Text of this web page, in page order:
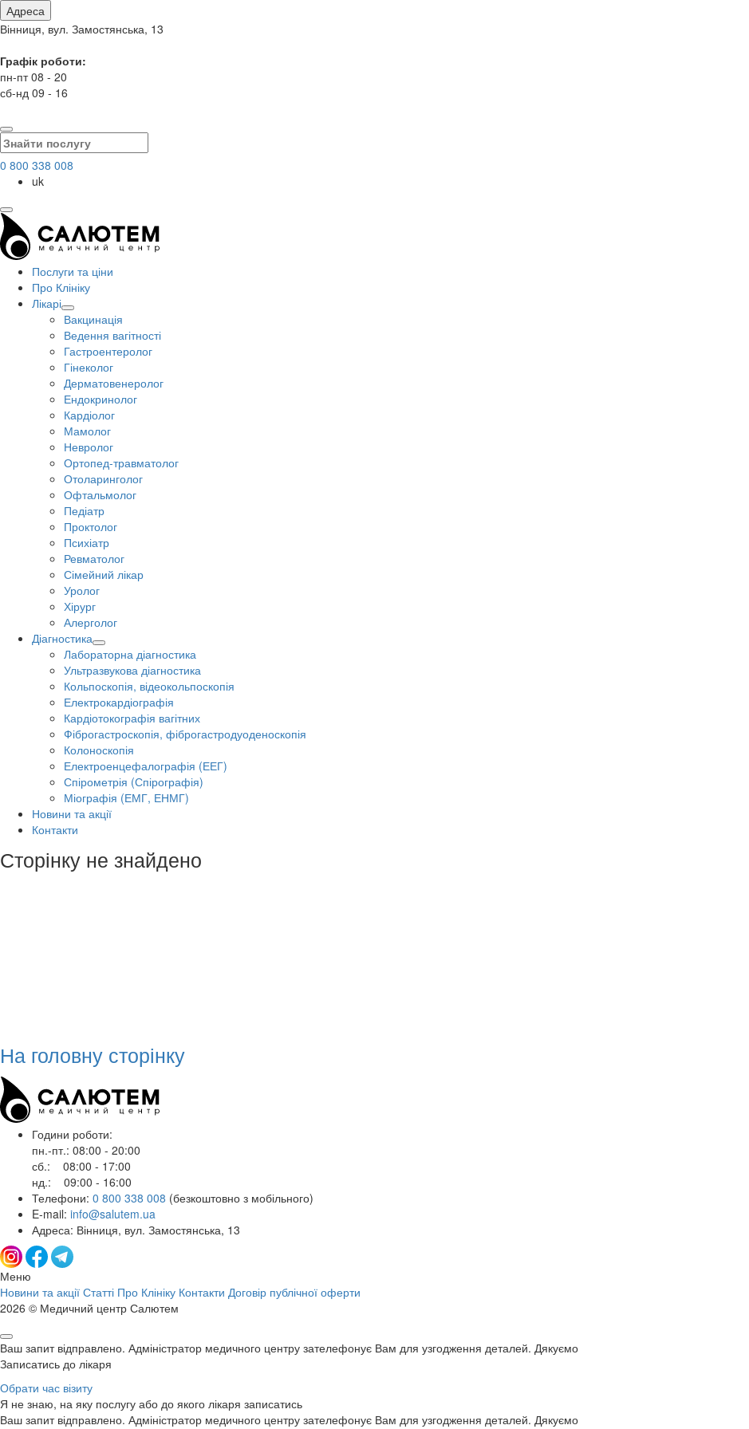
Адреса
Вінниця, вул. Замостянська, 13
Графік роботи:
пн-пт 08 - 20
сб-нд 09 - 16
0 800 338 008
uk
Послуги та ціни
Про Клініку
Лікарі
Вакцинація
Ведення вагітності
Гастроентеролог
Гінеколог
Дерматовенеролог
Ендокринолог
Кардіолог
Мамолог
Невролог
Ортопед-травматолог
Отоларинголог
Офтальмолог
Педіатр
Проктолог
Психіатр
Ревматолог
Сімейний лікар
Уролог
Хірург
Алерголог
Діагностика
Лабораторна діагностика
Ультразвукова діагностика
Кольпоскопія, відеокольпоскопія
Електрокардіографія
Кардіотокографія вагітних
Фіброгастроскопія, фіброгастродуоденоскопія
Колоноскопія
Електроенцефалографія (ЕЕГ)
Спірометрія (Спірографія)
Міографія (ЕМГ, ЕНМГ)
Новини та акції
Контакти
Сторінку не знайдено
На головну сторінку
Години роботи:
пн.-пт.: 08:00 - 20:00
сб.: 08:00 - 17:00
нд.: 09:00 - 16:00
Телефони: 0 800 338 008 (безкоштовно з мобільного)
E-mail: info@salutem.ua
Адреса: Вінниця, вул. Замостянська, 13
Меню
Новини та акції Статті Про Клініку Контакти Договір публічної оферти
2026 © Медичний центр Салютем
Ваш запит відправлено. Адміністратор медичного центру зателефонує Вам для узгодження деталей. Дякуємо
Записатись до лікаря
Обрати час візиту
Я не знаю, на яку послугу або до якого лікаря записатись
Ваш запит відправлено. Адміністратор медичного центру зателефонує Вам для узгодження деталей. Дякуємо